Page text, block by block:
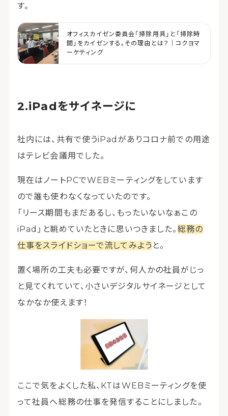
す。
オフィスカイゼン委員会「掃除用具」と「掃除時
間」をカイゼンする。その理由とは？｜コクヨマ
ーケティング
iPadをサイネージに
社内には、共有で使うiPadがありコロナ前での用途
はテレビ会議用でした。
現在はノートPCでWEBミーティングをしています
ので誰も使わなくなっていたのです。
「リース期間もまだあるし、もったいないなぁこの
iPad」と眺めていたときに思いつきました。 総務の
仕事をスライドショーで流してみよう と。
置く場所の工夫も必要ですが、何人かの社員がじっ
と見てくれていて、小さいデジタルサイネージとして
なかなか使えます！
ここで気をよくした私、KTはWEBミーティングを使
って社員へ総務の仕事を発信することにしました。